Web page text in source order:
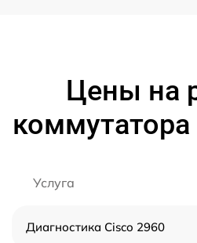
Цены на
Услуга
Диагностика Cisco 2960